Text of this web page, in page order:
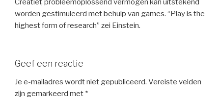
Creatief, probleemoplossend vermogen kan uitstekend
worden gestimuleerd met behulp van games. “Play is the
highest form of research” zei Einstein.
Geef een reactie
Je e-mailadres wordt niet gepubliceerd. Vereiste velden
zijn gemarkeerd met *